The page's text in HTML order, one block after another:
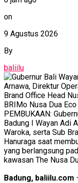
on
9 Agustus 2026
By
baliilu
PEMBUKAAN:
Badung I Wayan Adi
Waroka, serta Sub
Hanuraga saat
yang berlangsung
kawasan The Nusa
Badung, baliilu.com